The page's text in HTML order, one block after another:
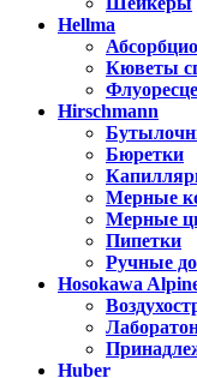
Hellma
Кюветы
Hirschmann
Бюретки
Мерные
Мерные
Пипетки
Ручные
Hosokawa
Huber